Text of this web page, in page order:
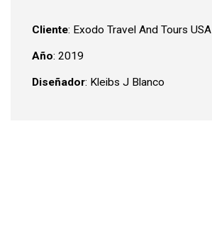
Cliente: Exodo Travel And Tours USA
Año: 2019
Diseñador: Kleibs J Blanco